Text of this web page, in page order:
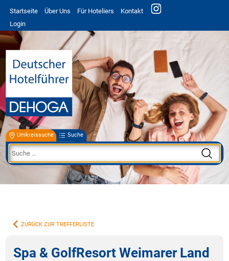
Startseite Über Uns Für Hoteliers
Kontakt
Login
Umkreissuche Suche
ZURÜCK ZUR TREFFERLISTE
Spa & GolfResort Weimarer Land